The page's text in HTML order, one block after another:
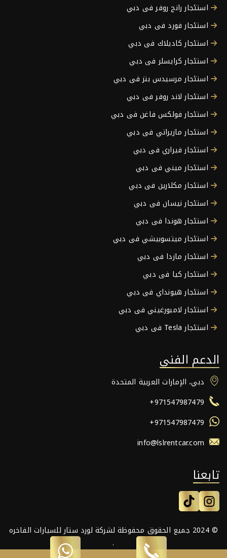
استئجار رانج روفر فى دبي
استئجار فورد فى دبي
استئجار كاديلاك فى دبي
استئجار كرايسلر فى دبي
استئجار مرسيدس بنز فى دبي
استئجار لاند روفر فى دبي
استئجار فولكس فاغن فى دبي
استئجار مازيراتي فى دبي
استئجار فيراري فى دبي
استئجار ميني فى دبي
استئجار مكلارين فى دبي
استئجار نيسان فى دبي
استئجار هوندا فى دبي
استئجار ميتسوبيشي فى دبي
استئجار مازدا فى دبي
استئجار كيا فى دبي
استئجار هيونداي فى دبي
استئجار لامبورغيني فى دبي
استئجار Tesla فى دبي
الدعم الفني
دبي، الإمارات العربية المتحدة
+971547987479
+971547987479
info@lslrentcar.com
تابعنا
© 2024 جميع الحقوق محفوظة لشركة لورد ستار للسيارات الفاخره
.